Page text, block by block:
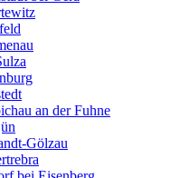
an der Fuhne
Gölzau